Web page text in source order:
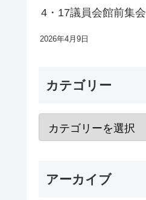
4・17議員会館前集会
2026年4月9日
カテゴリー
アーカイブ